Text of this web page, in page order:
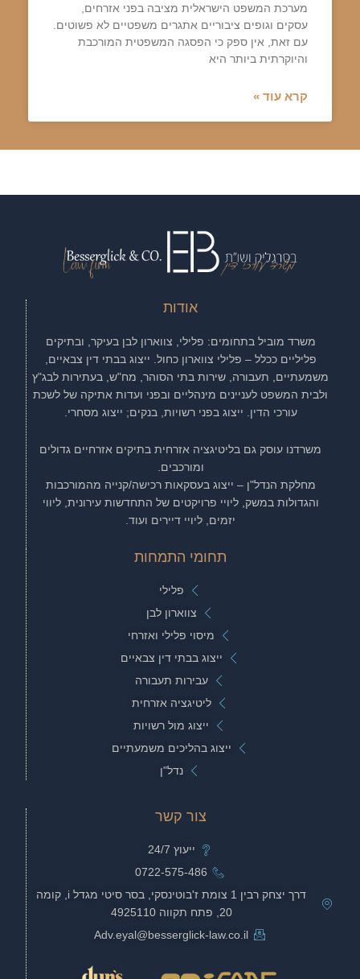
מערכת המשפט הישראלית מציבה בפני אזרחים,
עסקים וגופים ציבוריים אתגרים משפטיים לא פשוטים.
עם זאת, אין ספק כי הפסגה המשפטית המורכבת
והיוקרתית ביותר היא
קרא עוד »
אודות
משרד מוביל בתחומים: פלילי, צווארון לבן בעיקר, ובתיקים
פליליים ככלל – פלילי צווארון כחול. ייצוג בבתי דין צבאיים,
משמעתיים, תעבורה, שירות בתי הסוהר, מח"ש, בעתירות לבג"ץ
ולבית המשפט לעניינים מינהליים ובפני ועדות אתיקה של לשכת
עורכי הדין. ייצוג בפני רשויות, בנקים; ייצוג מסחרי.
משרדנו עוסק גם בליטיגציה אזרחית בתיקים אזרחיים גדולים
ומורכבים.
מחלקת הנדל"ן – ייצוג בעסקאות רכישה/קנייה מהמורכבות
והגדולות במשק, ליויי פרויקטים של התחדשות עירונית, ליווי
יזמים, ליויי דיירים ועוד.
תחומי התמחות
פלילי
צווארון לבן
מיסוי פלילי ואזרחי
ייצוג בבתי דין צבאיים
עבירות תעבורה
ליטיגציה אזרחית
ייצוג מול רשויות
ייצוג בהליכים משמעתיים
נדל"ן
צור קשר
ייעוץ 24/7
0722-575-486
דרך יצחק רבין 1 צומת ז'בוטינסקי, בסר סיטי מגדל i, קומה
20, פתח תקווה 4925110
Adv.eyal@besserglick-law.co.il